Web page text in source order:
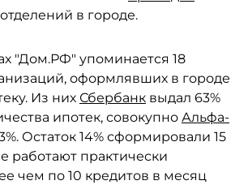
в городе.
"Дом.РФ" упоминается 18
оформлявших в городе
Из них Сбербанк выдал 63%
ипотек, совокупно Альфа-
Остаток 14% сформировали 15
работают практически
чем по 10 кредитов в месяц